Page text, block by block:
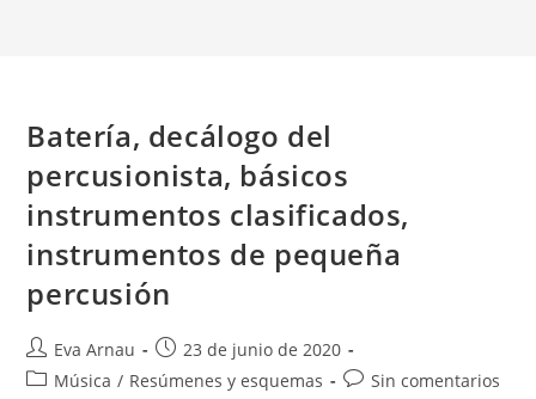
Batería, decálogo del
percusionista, básicos
instrumentos clasificados,
instrumentos de pequeña
percusión
Autor
de
Eva Arnau
Publicación
de
23 de junio de 2020
Categoría
Música / Resúmenes y esquemas
Comentarios
Sin comentarios